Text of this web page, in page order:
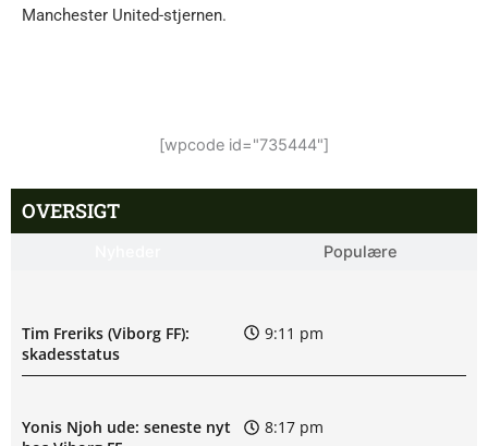
Manchester United-stjernen.
[wpcode id="735444"]
OVERSIGT
Populære
Tim Freriks (Viborg FF):
skadesstatus
9:11 pm
Yonis Njoh ude: seneste nyt
8:17 pm